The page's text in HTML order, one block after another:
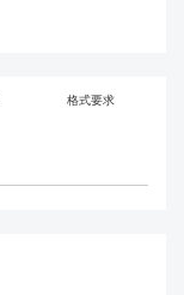
格式要求